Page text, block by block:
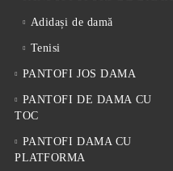
Adidași de damă
Tenisi
PANTOFI JOS DAMA
PANTOFI DE DAMA CU
TOC
PANTOFI DAMA CU
PLATFORMA